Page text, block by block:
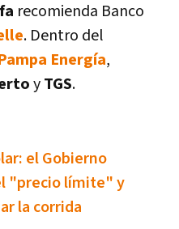
recomienda Banco
. Dentro del
Energí­a,
yTGS.
el Gobierno
"precio lí­mite" y
la corrida